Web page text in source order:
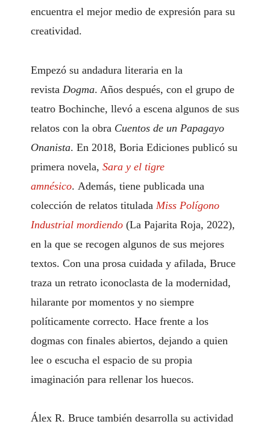
encuentra el mejor medio de expresión para su
creatividad.
Empezó su andadura literaria en la
revista Dogma. Años después, con el grupo de
teatro Bochinche, llevó a escena algunos de sus
relatos con la obra Cuentos de un Papagayo
Onanista. En 2018, Boria Ediciones publicó su
primera novela, Sara y el tigre
amnésico. Además, tiene publicada una
colección de relatos titulada Miss Polígono
Industrial mordiendo(La Pajarita Roja, 2022),
en la que se recogen algunos de sus mejores
textos. Con una prosa cuidada y afilada, Bruce
traza un retrato iconoclasta de la modernidad,
hilarante por momentos y no siempre
políticamente correcto. Hace frente a los
dogmas con finales abiertos, dejando a quien
lee o escucha el espacio de su propia
imaginación para rellenar los huecos.
Álex R. Bruce también desarrolla su actividad